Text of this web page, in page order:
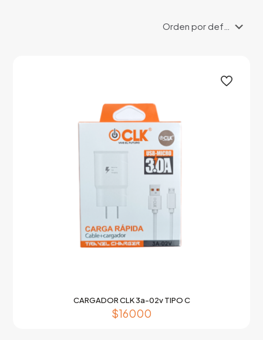
CARGADOR CLK 3a-02v TIPO C
$16000